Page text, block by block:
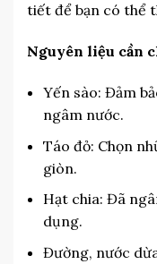
tiết để bạn có thể
Nguyên liệu cần
Yến sào: Đảm
ngâm nước.
Táo đỏ: Chọn
giòn.
Hạt chia: Đã
dụng.
Đường, nước